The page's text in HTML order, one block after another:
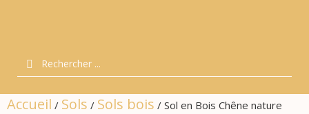
Accueil / Sols / Sols bois / Sol en Bois Chêne nature